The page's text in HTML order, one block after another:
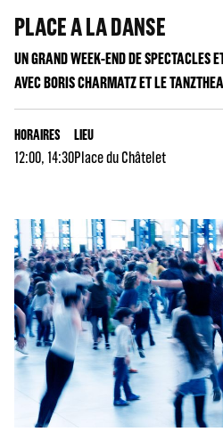
PLACE A LA DANSE
UN GRAND WEEK-END DE SPECTACLES
AVEC BORIS CHARMATZ ET LE
HORAIRES
12:00, 14:30
LIEU
Place du Châtelet